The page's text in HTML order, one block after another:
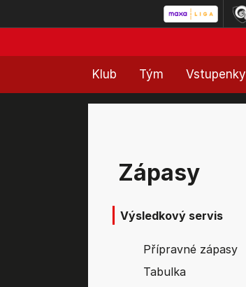
Klub Tým Vstupenky
Zápasy
Výsledkový servis
Přípravné zápasy
Tabulka